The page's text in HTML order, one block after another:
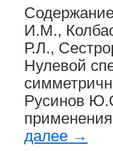
И.М.,
Р.Л.,
Нулевой
Русинов
далее →